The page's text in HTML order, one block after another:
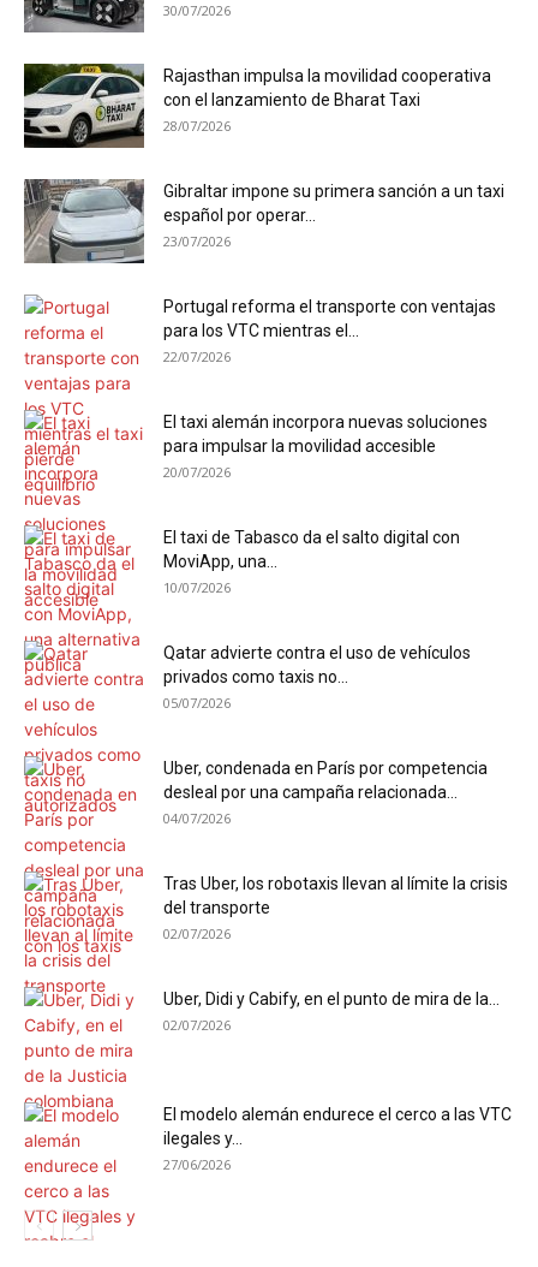
30/07/2026
Rajasthan impulsa la movilidad cooperativa
con el lanzamiento de Bharat Taxi
28/07/2026
Gibraltar impone su primera sanción a un taxi
español por operar...
23/07/2026
Portugal reforma el transporte con ventajas
para los VTC mientras el...
22/07/2026
El taxi alemán incorpora nuevas soluciones
para impulsar la movilidad accesible
20/07/2026
El taxi de Tabasco da el salto digital con
MoviApp, una...
10/07/2026
Qatar advierte contra el uso de vehículos
privados como taxis no...
05/07/2026
Uber, condenada en París por competencia
desleal por una campaña relacionada...
04/07/2026
Tras Uber, los robotaxis llevan al límite la crisis
del transporte
02/07/2026
Uber, Didi y Cabify, en el punto de mira de la...
02/07/2026
El modelo alemán endurece el cerco a las VTC
ilegales y...
27/06/2026